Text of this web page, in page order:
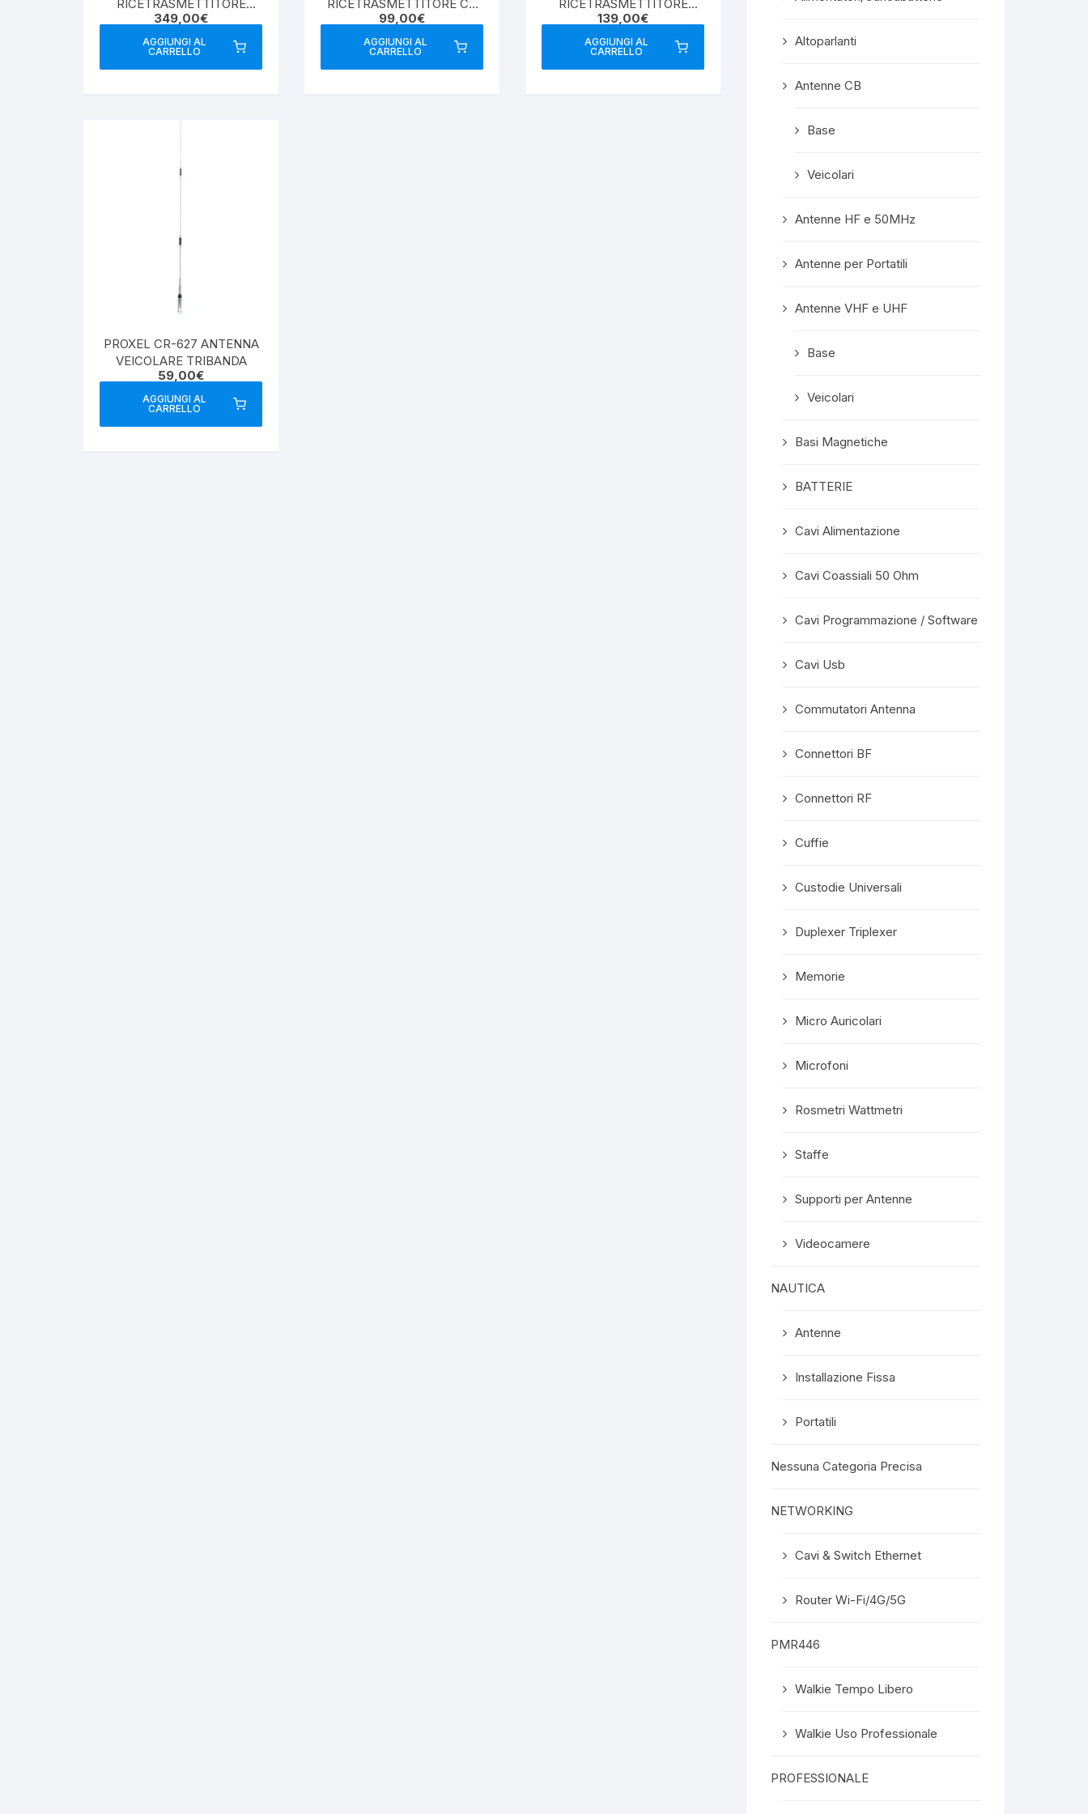
RICETRASMETTITORE
VEICOLARE DUAL BAND
VHF/UHF Black Edition
349,00€
AGGIUNGI AL
CARRELLO
RICETRASMETTITORE CB
VEICOLARE 12/24 VOLT
99,00€
AGGIUNGI AL
CARRELLO
RICETRASMETTITORE
BIBANDA V/UHF
139,00€
AGGIUNGI AL
CARRELLO
PROXEL CR-627 ANTENNA
VEICOLARE TRIBANDA
59,00€
AGGIUNGI AL
CARRELLO
Altoparlanti
Antenne CB
Base
Veicolari
Antenne HF e 50MHz
Antenne per Portatili
Antenne VHF e UHF
Base
Veicolari
Basi Magnetiche
BATTERIE
Cavi Alimentazione
Cavi Coassiali 50 Ohm
Cavi Programmazione / Software
Cavi Usb
Commutatori Antenna
Connettori BF
Connettori RF
Cuffie
Custodie Universali
Duplexer Triplexer
Memorie
Micro Auricolari
Microfoni
Rosmetri Wattmetri
Staffe
Supporti per Antenne
Videocamere
NAUTICA
Antenne
Installazione Fissa
Portatili
Nessuna Categoria Precisa
NETWORKING
Cavi & Switch Ethernet
Router Wi-Fi/4G/5G
PMR446
Walkie Tempo Libero
Walkie Uso Professionale
PROFESSIONALE